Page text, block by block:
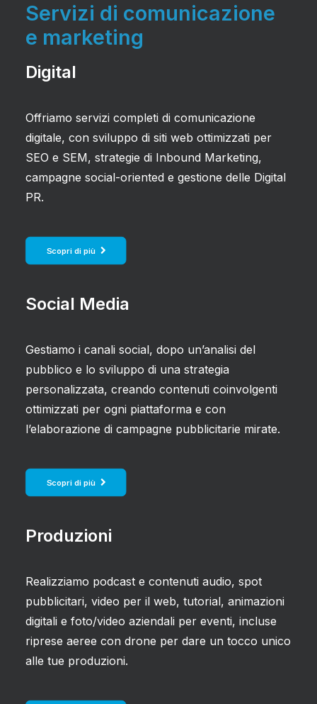
Servizi di comunicazione
e marketing
Digital
Offriamo servizi completi di comunicazione
digitale, con sviluppo di siti web ottimizzati per
SEO e SEM, strategie di Inbound Marketing,
campagne social-oriented e gestione delle Digital
PR.
Scopri di più
Social Media
Gestiamo i canali social, dopo un’analisi del
pubblico e lo sviluppo di una strategia
personalizzata, creando contenuti coinvolgenti
ottimizzati per ogni piattaforma e con
l’elaborazione di campagne pubblicitarie mirate.
Scopri di più
Produzioni
Realizziamo podcast e contenuti audio, spot
pubblicitari, video per il web, tutorial, animazioni
digitali e foto/video aziendali per eventi, incluse
riprese aeree con drone per dare un tocco unico
alle tue produzioni.